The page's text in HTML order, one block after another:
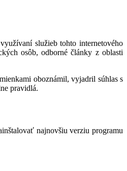
služieb tohto internetového
osôb, odborné články z oblasti
oboznámil, vyjadril súhlas s
pravidlá.
najnovšiu verziu programu